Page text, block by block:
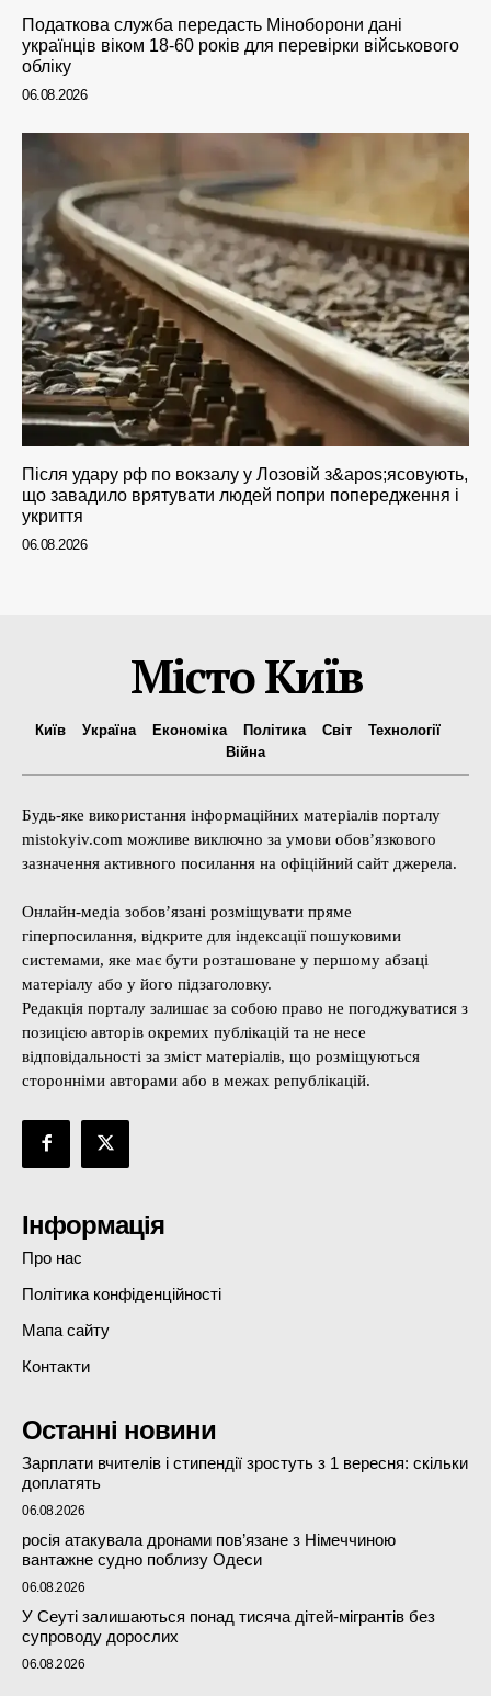
Податкова служба передасть Міноборони дані
українців віком 18-60 років для перевірки військового
обліку
06.08.2026
Після удару рф по вокзалу у Лозовій з&apos;ясовують,
що завадило врятувати людей попри попередження і
укриття
06.08.2026
Місто Київ
Київ Україна Економіка Політика Світ
Технології
Війна
Будь-яке використання інформаційних матеріалів порталу
mistokyiv.com можливе виключно за умови обов’язкового
зазначення активного посилання на офіційний сайт джерела.
Онлайн-медіа зобов’язані розміщувати пряме
гіперпосилання, відкрите для індексації пошуковими
системами, яке має бути розташоване у першому абзаці
матеріалу або у його підзаголовку.
Редакція порталу залишає за собою право не погоджуватися з
позицією авторів окремих публікацій та не несе
відповідальності за зміст матеріалів, що розміщуються
сторонніми авторами або в межах републікацій.
Інформація
Про нас
Політика конфіденційності
Мапа сайту
Контакти
Останні новини
Зарплати вчителів і стипендії зростуть з 1 вересня: скільки
доплатять
06.08.2026
росія атакувала дронами пов’язане з Німеччиною
вантажне судно поблизу Одеси
06.08.2026
У Сеуті залишаються понад тисяча дітей-мігрантів без
супроводу дорослих
06.08.2026